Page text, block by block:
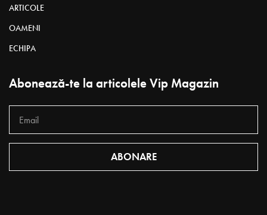
ARTICOLE
OAMENI
ECHIPA
Abonează-te la articolele Vip Magazin
ABONARE